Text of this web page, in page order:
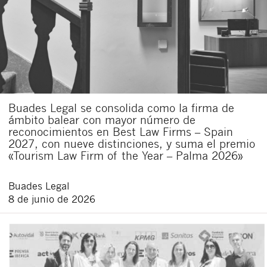
Buades Legal se consolida como la firma de
ámbito balear con mayor número de
reconocimientos en Best Law Firms – Spain
2027, con nueve distinciones, y suma el premio
«Tourism Law Firm of the Year – Palma 2026»
Buades Legal
8 de junio de 2026